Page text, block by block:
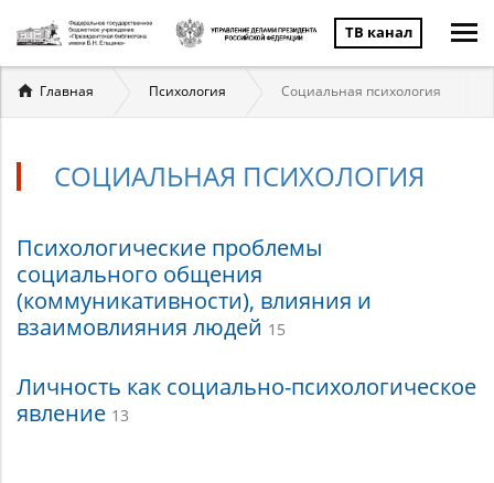
ТВ канал
Вы
здесь
Главная Психология Социальная психология
СОЦИАЛЬНАЯ ПСИХОЛОГИЯ
Социальная
психология
Психологические проблемы
социального общения
(коммуникативности), влияния и
взаимовлияния людей 15
Личность как социально-психологическое
явление 13